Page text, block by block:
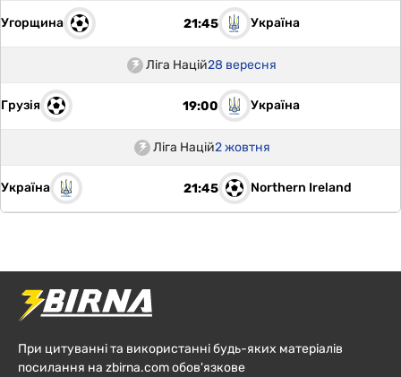
Угорщина 21:45 Україна
Ліга Націй28 вересня
Грузія 19:00 Україна
Ліга Націй2 жовтня
Україна 21:45 Northern Ireland
При цитуванні та використанні будь-яких матеріалів
посилання на zbirna.com обов'язкове